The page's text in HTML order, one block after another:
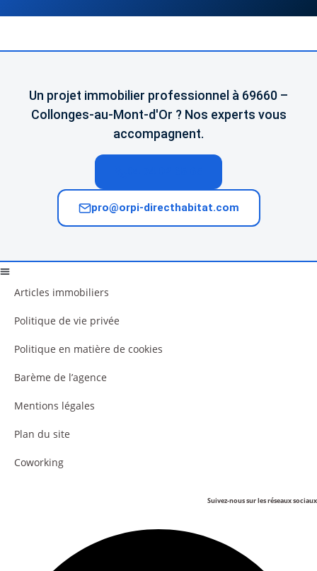
Un projet immobilier professionnel à 69660 –
Collonges-au-Mont-d'Or ? Nos experts vous
accompagnent.
pro@orpi-directhabitat.com
Articles immobiliers
Politique de vie privée
Politique en matière de cookies
Barème de l’agence
Mentions légales
Plan du site
Coworking
Suivez-nous sur les réseaux sociaux